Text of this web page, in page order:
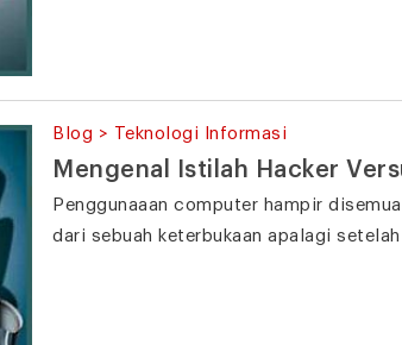
Blog > Teknologi Informasi
Mengenal Istilah Hacker
Penggunaaan computer hampir
dari sebuah keterbukaan apalagi